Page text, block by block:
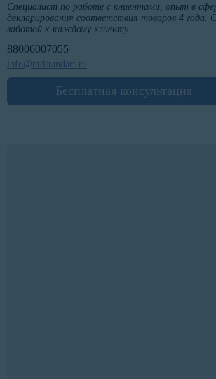
Специалист по работе с клиентами, опыт в
декларирования соответствия товаров 4 года.
заботой к каждому клиенту.
88006007055
info@ntdstandart.ru
Бесплатная консультация